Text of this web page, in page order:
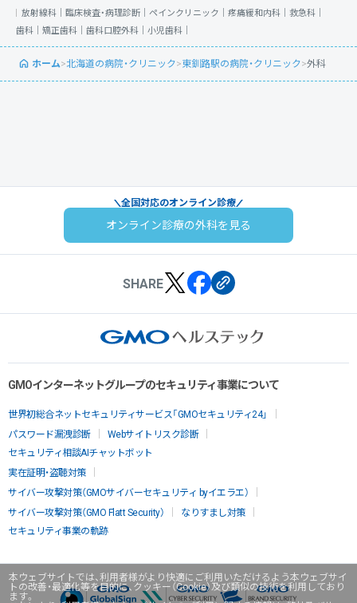
本ウェブサイトでは、利用者様がより快適にご利用いただけるよう本ウェブサイ
トの改善・最適化等を目的に、クッキー（Cookie）及び類似の技術を利用しており
ます。
放射線科｜ 臨床検査・病理診断｜ ペインクリニック｜ 疼痛緩和内科｜ 救急科｜
歯科｜ 矯正歯科｜ 歯科口腔外科｜ 小児歯科｜
ホーム>北海道の病院・クリニック>東釧路駅の病院・クリニック>外科
全国対応のオンライン診療
オンライン診療の外科を見る
SHARE
GMOインターネットグループのセキュリティ事業について
世界初総合ネットセキュリティサービス「GMOセキュリティ24」
パスワード漏洩診断
Webサイトリスク診断
セキュリティ相談AIチャットボット
実在証明・盗聴対策
サイバー攻撃対策（GMOサイバーセキュリティ byイエラエ）
サイバー攻撃対策（GMO Flatt Security）
なりすまし対策
セキュリティ事業の軌跡